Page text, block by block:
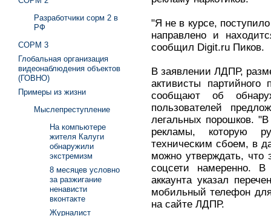
"Я не в курсе,
направлено и
сообщил Digit.ru Пиков.
В заявлении ЛДПР,
активисты партийного
сообщают об
пользователей
легальных порошков.
рекламы, которую
техническим сбоем, в
можно утверждать,
соцсети намеренно.
аккаунта указал
мобильный телефон
на сайте ЛДПР.
Разработчики сорм 2 в
РФ
СОРМ 3
Глобальная организация
видеонаблюдения объектов
(ГОВНО)
Примеры из жизни
Мыслепреступление
На компьютере
жителя Калуги
обнаружили
экстремизм
8 месяцев условно
за разжигание
ненависти
вконтакте
Журналист